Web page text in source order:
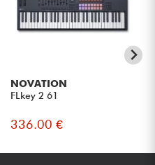
NOVATION
FLkey 2 61
336.00 €